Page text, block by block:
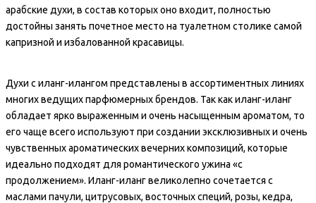
арабские духи, в состав которых оно входит, полностью
достойны занять почетное место на туалетном столике самой
капризной и избалованной красавицы.
Духи с иланг-илангом представлены в ассортиментных линиях
многих ведущих парфюмерных брендов. Так как иланг-иланг
обладает ярко выраженным и очень насыщенным ароматом, то
его чаще всего используют при создании эксклюзивных и очень
чувственных ароматических вечерних композиций, которые
идеально подходят для романтического ужина «с
продолжением». Иланг-иланг великолепно сочетается с
маслами пачули, цитрусовых, восточных специй, розы, кедра,